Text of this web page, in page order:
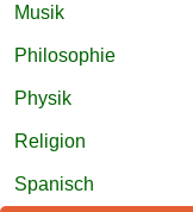
Musik
Philosophie
Physik
Religion
Spanisch